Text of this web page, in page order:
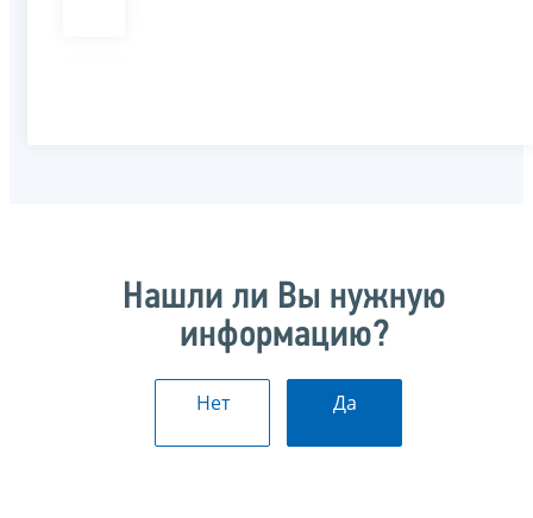
Нашли ли Вы нужную
информацию?
Нет Да